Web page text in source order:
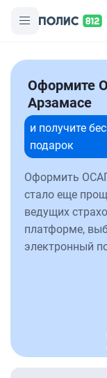
Оформите
Арзамасе
и получите
подарок
Оформить
стало еще
ведущих
платформе,
электронный